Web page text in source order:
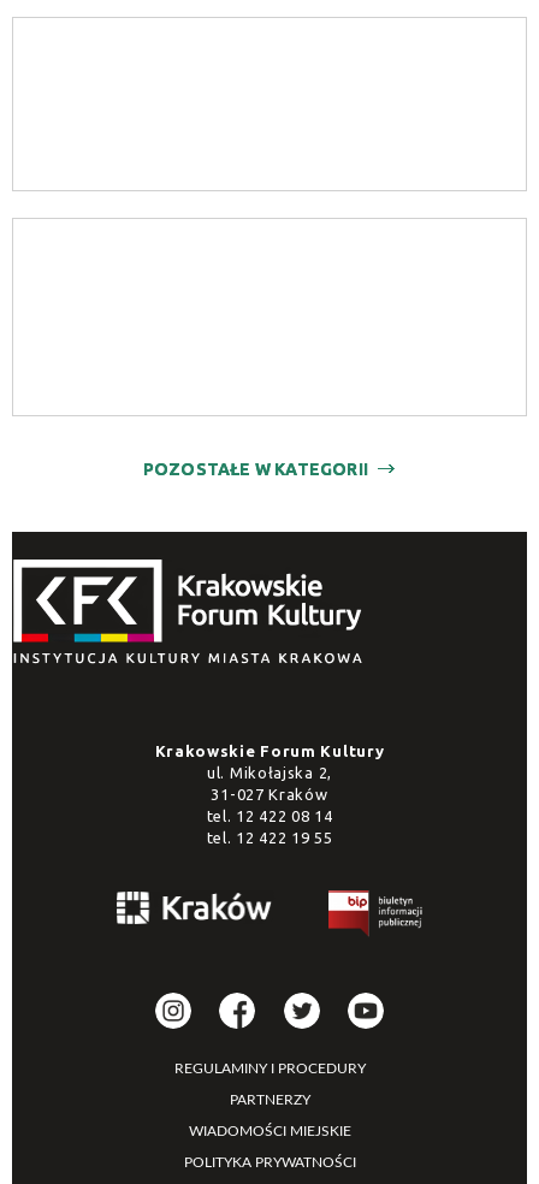
POZOSTAŁE W KATEGORII
Krakowskie Forum Kultury
ul. Mikołajska 2,
31-027 Kraków
tel. 12 422 08 14
tel. 12 422 19 55
REGULAMINY I PROCEDURY
PARTNERZY
WIADOMOŚCI MIEJSKIE
POLITYKA PRYWATNOŚCI